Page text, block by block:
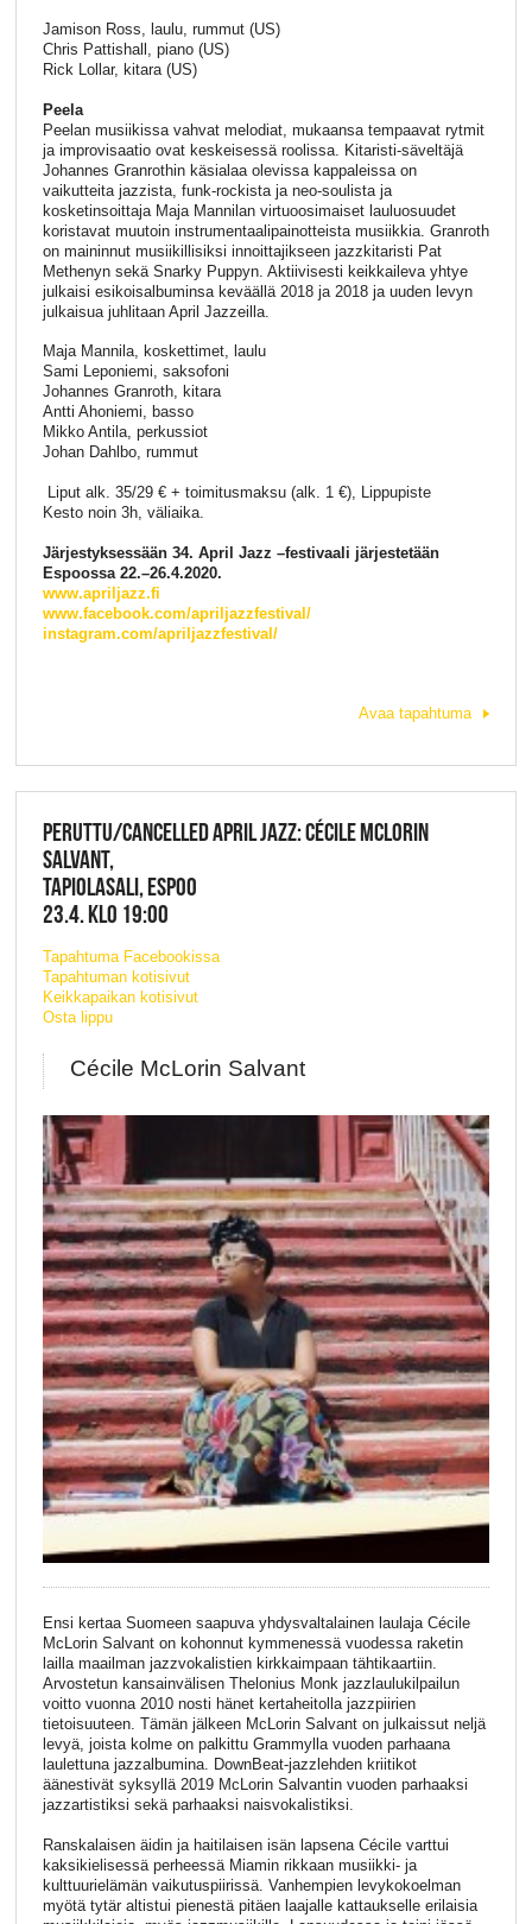
Jamison Ross, laulu, rummut (US)
Chris Pattishall, piano (US)
Rick Lollar, kitara (US)
Peela
Peelan musiikissa vahvat melodiat, mukaansa tempaavat rytmit
ja improvisaatio ovat keskeisessä roolissa. Kitaristi-säveltäjä
Johannes Granrothin käsialaa olevissa kappaleissa on
vaikutteita jazzista, funk-rockista ja neo-soulista ja
kosketinsoittaja Maja Mannilan virtuoosimaiset lauluosuudet
koristavat muutoin instrumentaalipainotteista musiikkia. Granroth
on maininnut musiikillisiksi innoittajikseen jazzkitaristi Pat
Methenyn sekä Snarky Puppyn. Aktiivisesti keikkaileva yhtye
julkaisi esikoisalbuminsa keväällä 2018 ja 2018 ja uuden levyn
julkaisua juhlitaan April Jazzeilla.
Maja Mannila, koskettimet, laulu
Sami Leponiemi, saksofoni
Johannes Granroth, kitara
Antti Ahoniemi, basso
Mikko Antila, perkussiot
Johan Dahlbo, rummut
Liput alk. 35/29 € + toimitusmaksu (alk. 1 €), Lippupiste
Kesto noin 3h, väliaika.
Järjestyksessään 34. April Jazz –festivaali järjestetään
Espoossa 22.–26.4.2020.
www.apriljazz.fi
www.facebook.com/apriljazzfestival/
instagram.com/apriljazzfestival/
Avaa tapahtuma
PERUTTU/CANCELLED APRIL JAZZ: CÉCILE MCLORIN
SALVANT,
TAPIOLASALI, ESPOO
23.4. KLO 19:00
Tapahtuma Facebookissa
Tapahtuman kotisivut
Keikkapaikan kotisivut
Osta lippu
Cécile McLorin Salvant
Ensi kertaa Suomeen saapuva yhdysvaltalainen laulaja Cécile
McLorin Salvant on kohonnut kymmenessä vuodessa raketin
lailla maailman jazzvokalistien kirkkaimpaan tähtikaartiin.
Arvostetun kansainvälisen Thelonius Monk jazzlaulukilpailun
voitto vuonna 2010 nosti hänet kertaheitolla jazzpiirien
tietoisuuteen. Tämän jälkeen McLorin Salvant on julkaissut neljä
levyä, joista kolme on palkittu Grammylla vuoden parhaana
laulettuna jazzalbumina. DownBeat-jazzlehden kriitikot
äänestivät syksyllä 2019 McLorin Salvantin vuoden parhaaksi
jazzartistiksi sekä parhaaksi naisvokalistiksi.
Ranskalaisen äidin ja haitilaisen isän lapsena Cécile varttui
kaksikielisessä perheessä Miamin rikkaan musiikki- ja
kulttuurielämän vaikutuspiirissä. Vanhempien levykokoelman
myötä tytär altistui pienestä pitäen laajalle kattaukselle erilaisia